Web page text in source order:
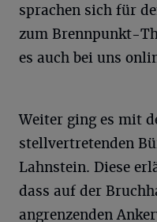
sprachen sich für
zum Brennpunkt-
es auch bei uns
Weiter ging es mit
stellvertretenden
Lahnstein. Diese
dass auf der
angrenzenden